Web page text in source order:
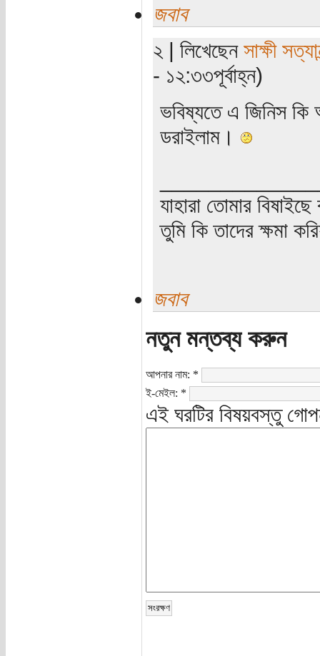
জবাব
২ | লিখেছেন সাক্ষী
- ১২:৩৩পূর্বাহ্ন)
ভবিষ্যতে এ জিনিস কি
ডরাইলাম।
যাহারা তোমার
তুমি কি তাদের ক্ষমা
জবাব
নতুন মন্তব্য করুন
আপনার নাম: *
ই-মেইল: *
এই ঘরটির বিষয়বস্তু